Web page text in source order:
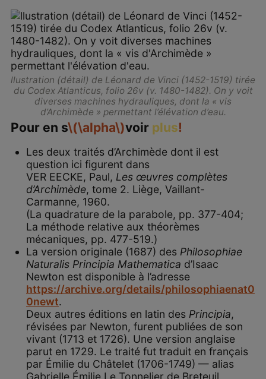
llustration (détail) de Léonard de Vinci (1452-1519) tirée
du Codex Atlanticus, folio 26v (v. 1480-1482). On y voit
diverses machines hydrauliques, dont la « vis
d’Archimède » permettant l’élévation d’eau.
Pour en s\(\alpha\)voir plus!
Les deux traités d’Archimède dont il est
question ici figurent dans
VER EECKE, Paul, Les œuvres complètes
d’Archimède, tome 2. Liège, Vaillant-
Carmanne, 1960.
(La quadrature de la parabole, pp. 377-404;
La méthode relative aux théorèmes
mécaniques, pp. 477-519.)
La version originale (1687) des Philosophiae
Naturalis Principia Mathematica d’Isaac
Newton est disponible à l’adresse
https://archive.org/details/philosophiaenat0
0newt.
Deux autres éditions en latin des Principia,
révisées par Newton, furent publiées de son
vivant (1713 et 1726). Une version anglaise
parut en 1729. Le traité fut traduit en français
par Émilie du Châtelet (1706-1749) — alias
Gabrielle Émilie Le Tonnelier de Breteuil,